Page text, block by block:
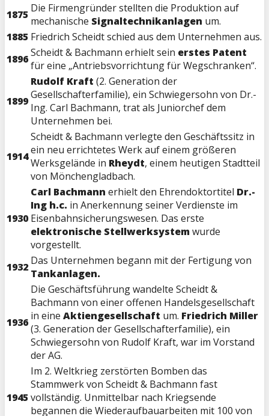
1875 Die Firmengründer stellten die Produktion auf
mechanische Signaltechnikanlagen um.
1885 Friedrich Scheidt schied aus dem Unternehmen aus.
1896Scheidt & Bachmann erhielt sein erstes Patent
für eine „Antriebsvorrichtung für Wegschranken“.
1899
Rudolf Kraft (2. Generation der
Gesellschafterfamilie), ein Schwiegersohn von Dr.-
Ing. Carl Bachmann, trat als Juniorchef dem
Unternehmen bei.
1914
Scheidt & Bachmann verlegte den Geschäftssitz in
ein neu errichtetes Werk auf einem größeren
Werksgelände in Rheydt, einem heutigen Stadtteil
von Mönchengladbach.
1930
Carl Bachmann erhielt den Ehrendoktortitel Dr.-
Ing h.c. in Anerkennung seiner Verdienste im
Eisenbahnsicherungswesen. Das erste
elektronische Stellwerksystemwurde
vorgestellt.
1932 Das Unternehmen begann mit der Fertigung von
Tankanlagen.
1936
Die Geschäftsführung wandelte Scheidt &
Bachmann von einer offenen Handelsgesellschaft
in eine Aktiengesellschaft um. Friedrich Miller
(3. Generation der Gesellschafterfamilie), ein
Schwiegersohn von Rudolf Kraft, war im Vorstand
der AG.
1945
Im 2. Weltkrieg zerstörten Bomben das
Stammwerk von Scheidt & Bachmann fast
vollständig. Unmittelbar nach Kriegsende
begannen die Wiederaufbauarbeiten mit 100 von